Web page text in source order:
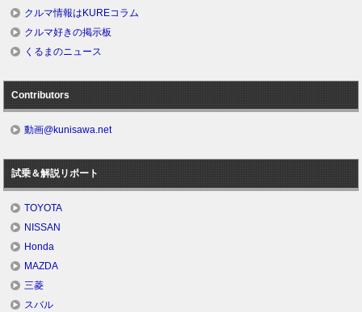
クルマ情報はKUREコラム
クルマ好きの掲示板
くるまのニュース
Contributors
動画@kunisawa.net
試乗＆解説リポート
TOYOTA
NISSAN
Honda
MAZDA
三菱
スバル